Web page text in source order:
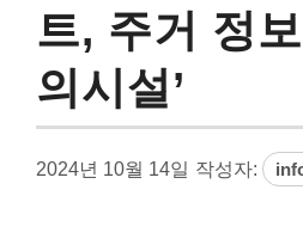
트, 주거 정
의시설’
2024년 10월 14일 작성자: